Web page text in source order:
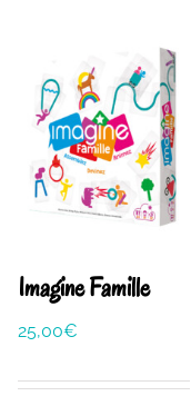
Imagine Famille
25,00€